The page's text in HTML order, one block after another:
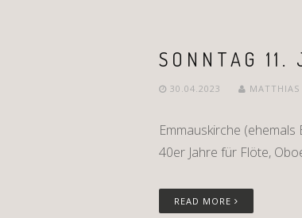
SONNTAG
30.04.2023 MATTHIAS
Emmauskirche
40er Jahre für Flöte,
READ MORE